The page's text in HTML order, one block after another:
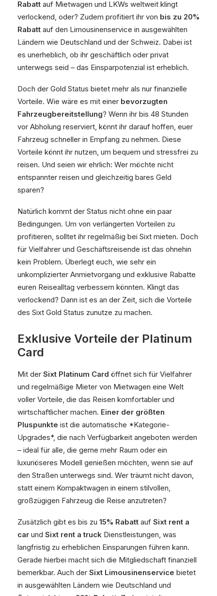
Rabatt auf Mietwagen und LKWs weltweit klingt
verlockend, oder? Zudem profitiert ihr von bis zu 20%
Rabatt auf den Limousinenservice in ausgewählten
Ländern wie Deutschland und der Schweiz. Dabei ist
es unerheblich, ob ihr geschäftlich oder privat
unterwegs seid – das Einsparpotenzial ist erheblich.
Doch der Gold Status bietet mehr als nur finanzielle
Vorteile. Wie wäre es mit einer bevorzugten
Fahrzeugbereitstellung? Wenn ihr bis 48 Stunden
vor Abholung reserviert, könnt ihr darauf hoffen, euer
Fahrzeug schneller in Empfang zu nehmen. Diese
Vorteile könnt ihr nutzen, um bequem und stressfrei zu
reisen. Und seien wir ehrlich: Wer möchte nicht
entspannter reisen und gleichzeitig bares Geld
sparen?
Natürlich kommt der Status nicht ohne ein paar
Bedingungen. Um von verlängerten Vorteilen zu
profitieren, solltet ihr regelmäßig bei Sixt mieten. Doch
für Vielfahrer und Geschäftsreisende ist das ohnehin
kein Problem. Überlegt euch, wie sehr ein
unkomplizierter Anmietvorgang und exklusive Rabatte
euren Reisealltag verbessern könnten. Klingt das
verlockend? Dann ist es an der Zeit, sich die Vorteile
des Sixt Gold Status zunutze zu machen.
Exklusive Vorteile der Platinum
Card
Mit der Sixt Platinum Card öffnet sich für Vielfahrer
und regelmäßige Mieter von Mietwagen eine Welt
voller Vorteile, die das Reisen komfortabler und
wirtschaftlicher machen. Einer der größten
Pluspunkte ist die automatische *Kategorie-
Upgrades*, die nach Verfügbarkeit angeboten werden
– ideal für alle, die gerne mehr Raum oder ein
luxuriöseres Modell genießen möchten, wenn sie auf
den Straßen unterwegs sind. Wer träumt nicht davon,
statt einem Kompaktwagen in einem stilvollen,
großzügigen Fahrzeug die Reise anzutreten?
Zusätzlich gibt es bis zu 15% Rabatt auf Sixt rent a
car und Sixt rent a truck Dienstleistungen, was
langfristig zu erheblichen Einsparungen führen kann.
Gerade hierbei macht sich die Mitgliedschaft finanziell
bemerkbar. Auch der Sixt Limousinenservice bietet
in ausgewählten Ländern wie Deutschland und